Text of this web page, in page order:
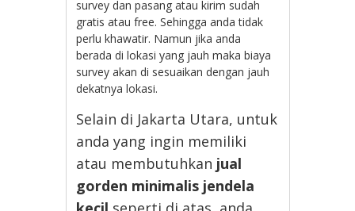
survey dan pasang atau kirim sudah
gratis atau free. Sehingga anda tidak
perlu khawatir. Namun jika anda
berada di lokasi yang jauh maka biaya
survey akan di sesuaikan dengan jauh
dekatnya lokasi.
Selain di Jakarta Utara, untuk
anda yang ingin memiliki
atau membutuhkan jual
gorden minimalis jendela